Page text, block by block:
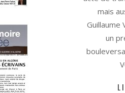
mais
Guillaume
un